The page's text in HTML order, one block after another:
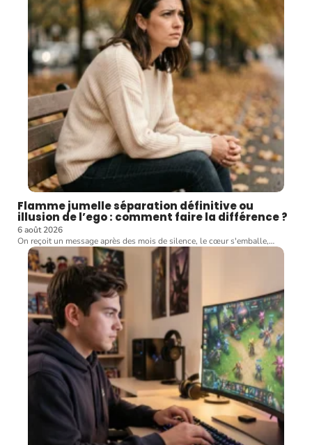
Flamme jumelle séparation définitive ou
illusion de l’ego : comment faire la différence ?
6 août 2026
On reçoit un message après des mois de silence, le cœur s'emballe,…